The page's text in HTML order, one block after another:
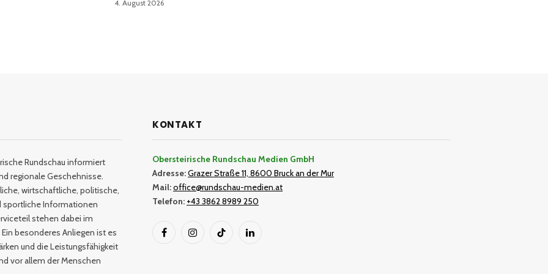
4. August 2026
Rundschau informiert
regionale Geschehnisse.
wirtschaftliche, politische,
sportliche Informationen
stehen dabei im
besonderes Anliegen ist es
und die Leistungsfähigkeit
vor allem der Menschen
KONTAKT
Obersteirische Rundschau Medien GmbH
Adresse:Grazer Straße 11, 8600 Bruck an der Mur
Mail:office@rundschau-medien.at
Telefon: +43 3862 8989 250
FacebookInstagramTikTok LinkedIn